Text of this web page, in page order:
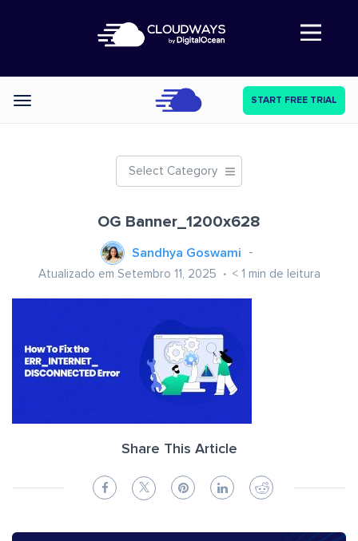
Abre a navegação
Categories START FREE TRIAL
Select Category
OG Banner_1200x628
Sandhya Goswami
Atualizado em Setembro 11, 2025 < 1 min de leitura
Share This Article